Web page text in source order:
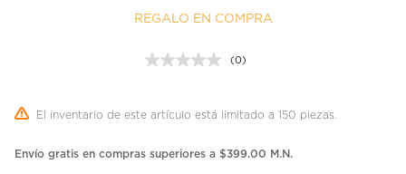
REGALO EN COMPRA
Sin
en
página.
(0)
El inventario de este artículo está limitado a 150 piezas.
Envío gratis en compras superiores a $399.00 M.N.